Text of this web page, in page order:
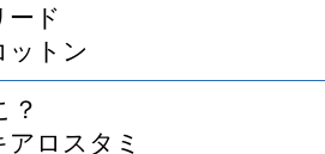
ード
ットン
？
アロスタミ